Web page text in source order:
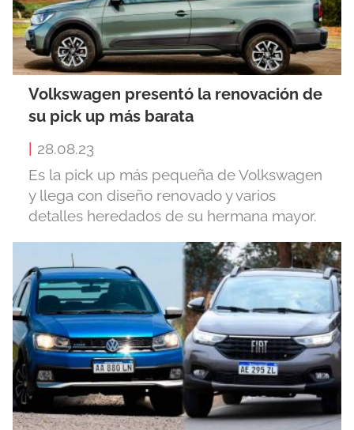
Volkswagen presentó la renovación de
su pick up más barata
28.08.23
Es la pick up más pequeña de Volkswagen
y llega con diseño renovado y varios
detalles heredados de su hermana mayor.